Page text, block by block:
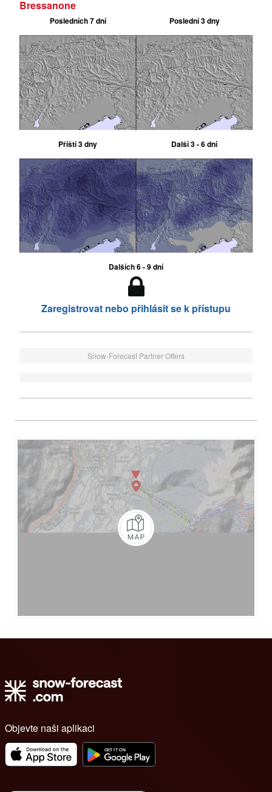
Bressanone
Posledních 7 dní Poslední 3 dny
Příští 3 dny Další 3 - 6 dní
Dalších 6 - 9 dní
Zaregistrovat nebo přihlásit se k přístupu
Snow-Forecast Partner Offers
Objevte naši aplikaci